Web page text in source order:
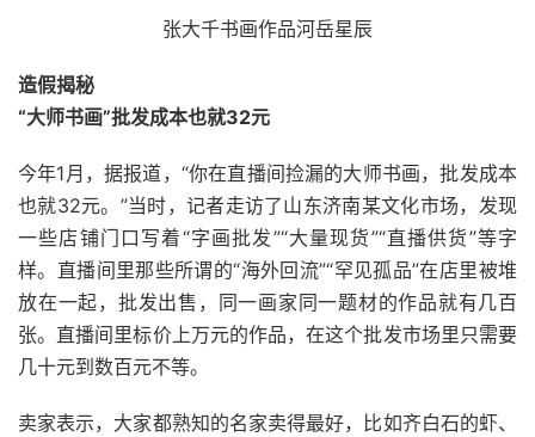
张大千书画作品河岳星辰
造假揭秘
“大师书画”批发成本也就32元
今年1月，据报道，“你在直播间捡漏的大师书画，批发成本
也就32元。”当时，记者走访了山东济南某文化市场，发现
一些店铺门口写着“字画批发”“大量现货”“直播供货”等字
样。直播间里那些所谓的“海外回流”“罕见孤品”在店里被堆
放在一起，批发出售，同一画家同一题材的作品就有几百
张。直播间里标价上万元的作品，在这个批发市场里只需要
几十元到数百元不等。
卖家表示，大家都熟知的名家卖得最好，比如齐白石的虾、